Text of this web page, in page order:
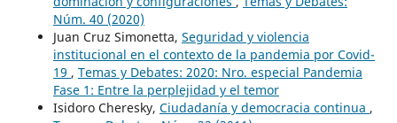
Núm. 40 (2020)
Juan Cruz Simonetta, Seguridad y violencia
institucional en el contexto de la pandemia por Covid-
19 , Temas y Debates: 2020: Nro. especial Pandemia
Fase 1: Entre la perplejidad y el temor
Isidoro Cheresky, Ciudadanía y democracia continua ,